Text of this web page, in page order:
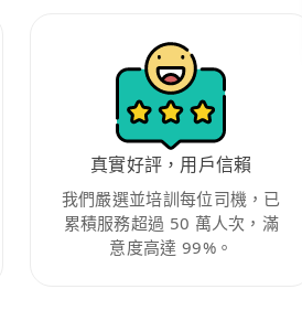
真實好評，用戶信賴
我們嚴選並培訓每位司機，已
累積服務超過 50 萬人次，滿
意度高達 99%。